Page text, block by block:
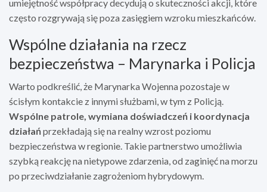
umiejętność współpracy decydują o skuteczności akcji, które
często rozgrywają się poza zasięgiem wzroku mieszkańców.
Wspólne działania na rzecz
bezpieczeństwa – Marynarka i Policja
Warto podkreślić, że Marynarka Wojenna pozostaje w
ścisłym kontakcie z innymi służbami, w tym z Policją.
Wspólne patrole, wymiana doświadczeń i koordynacja
działańprzekładają się na realny wzrost poziomu
bezpieczeństwa w regionie. Takie partnerstwo umożliwia
szybką reakcję na nietypowe zdarzenia, od zaginięć na morzu
po przeciwdziałanie zagrożeniom hybrydowym.